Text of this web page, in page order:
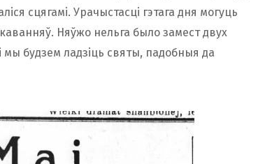
сцягамі. Урачыстасці гэтага дня могуць
Няўжо нельга было замест двух
мы будзем ладзіць святы, падобныя да